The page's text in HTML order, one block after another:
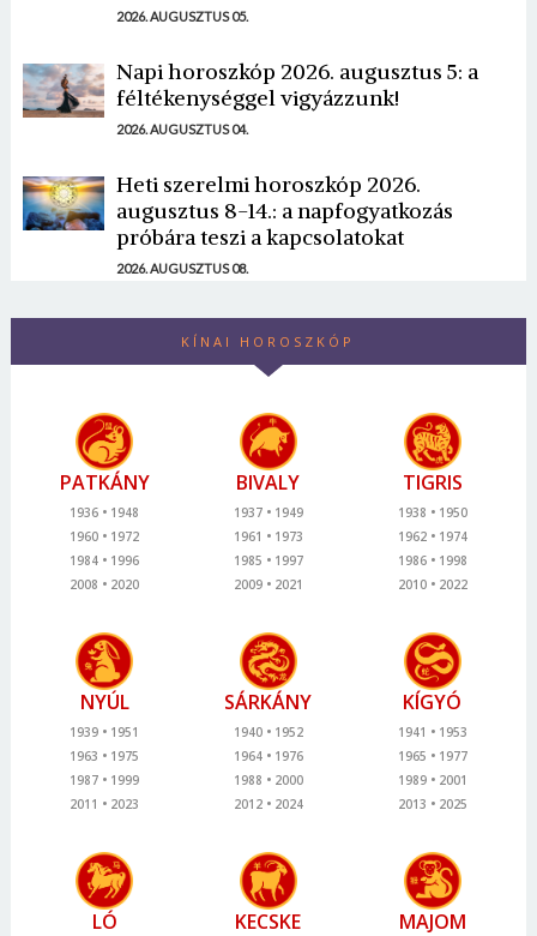
2026. AUGUSZTUS 05.
Napi horoszkóp 2026. augusztus 5: a
féltékenységgel vigyázzunk!
2026. AUGUSZTUS 04.
Heti szerelmi horoszkóp 2026.
augusztus 8-14.: a napfogyatkozás
próbára teszi a kapcsolatokat
2026. AUGUSZTUS 08.
KÍNAI HOROSZKÓP
PATKÁNY
1936
1948
1960
1972
1984
1996
2008
2020
BIVALY
1937
1949
1961
1973
1985
1997
2009
2021
TIGRIS
1938
1950
1962
1974
1986
1998
2010
2022
NYÚL
1939
1951
1963
1975
1987
1999
2011
2023
SÁRKÁNY
1940
1952
1964
1976
1988
2000
2012
2024
KÍGYÓ
1941
1953
1965
1977
1989
2001
2013
2025
LÓ KECSKE MAJOM